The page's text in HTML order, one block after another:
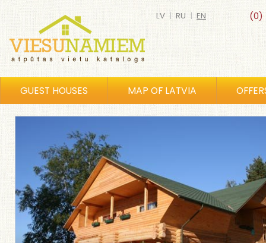
(0)
LV | RU | EN
GUEST HOUSES MAP OF LATVIA